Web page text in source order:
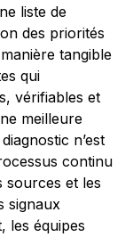
liste de
des priorités
tangible
qui
vérifiables et
meilleure
n’est
continu
sources et les
signaux
les équipes